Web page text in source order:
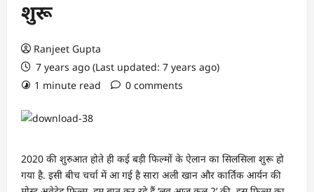
शुरू
Ranjeet Gupta
7 years ago (Last updated: 7 years ago)
1 minute read
0 comments
2020 की शुरुआत होते ही कई बड़ी फिल्मों के ऐलान का सिलसिला शुरू हो
गया है. इसी बीच चर्चा में आ गई है सारा अली खान और कार्तिक आर्यन की